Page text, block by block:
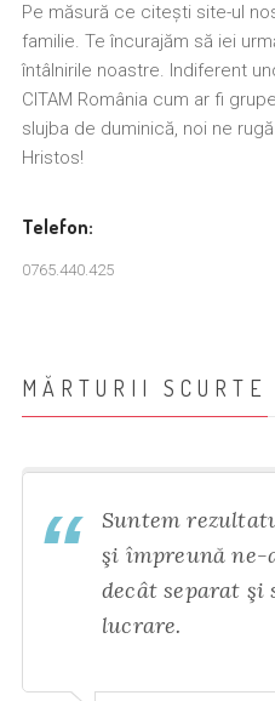
Pe măsură ce citești site-ul
familie. Te încurajăm să iei
întâlnirile noastre. Indiferent
CITAM România cum ar fi
slujba de duminică, noi ne
Hristos!
Telefon:
0765.440.425
MĂRTURII SCURTE
Suntem
şi împreună ne-
decât separat şi
lucrare.